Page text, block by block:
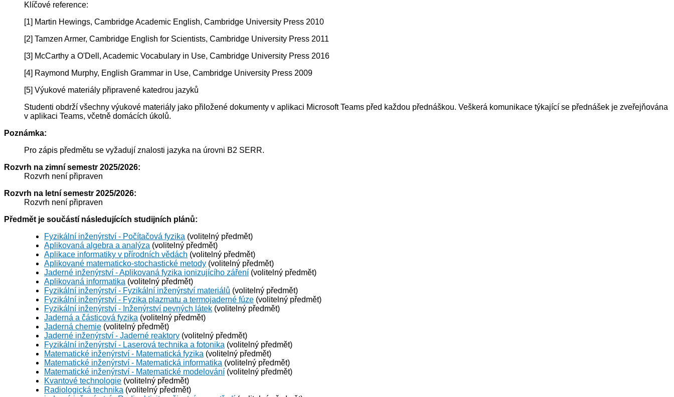
Klíčové reference:
[1] Martin Hewings, Cambridge Academic English, Cambridge University Press 2010
[2] Tamzen Armer, Cambridge English for Scientists, Cambridge University Press 2011
[3] McCarthy a O'Dell, Academic Vocabulary in Use, Cambridge University Press 2016
[4] Raymond Murphy, English Grammar in Use, Cambridge University Press 2009
[5] Výukové materiály připravené katedrou jazyků
Studenti obdrží všechny výukové materiály jako přiložené dokumenty v aplikaci Microsoft Teams před každou přednáškou. Veškerá komunikace týkající se přednášek je zveřejňována
v aplikaci Teams, včetně domácích úkolů.
Poznámka:
Pro zápis předmětu se vyžadují znalosti jazyka na úrovni B2 SERR.
Rozvrh na zimní semestr 2025/2026:
Rozvrh není připraven
Rozvrh na letní semestr 2025/2026:
Rozvrh není připraven
Předmět je součástí následujících studijních plánů:
Fyzikální inženýrství - Počítačová fyzika (volitelný předmět)
Aplikovaná algebra a analýza (volitelný předmět)
Aplikace informatiky v přírodních vědách (volitelný předmět)
Aplikované matematicko-stochastické metody (volitelný předmět)
Jaderné inženýrství - Aplikovaná fyzika ionizujícího záření (volitelný předmět)
Aplikovaná informatika (volitelný předmět)
Fyzikální inženýrství - Fyzikální inženýrství materiálů (volitelný předmět)
Fyzikální inženýrství - Fyzika plazmatu a termojaderné fúze (volitelný předmět)
Fyzikální inženýrství - Inženýrství pevných látek (volitelný předmět)
Jaderná a částicová fyzika (volitelný předmět)
Jaderná chemie (volitelný předmět)
Jaderné inženýrství - Jaderné reaktory (volitelný předmět)
Fyzikální inženýrství - Laserová technika a fotonika (volitelný předmět)
Matematické inženýrství - Matematická fyzika (volitelný předmět)
Matematické inženýrství - Matematická informatika (volitelný předmět)
Matematické inženýrství - Matematické modelování (volitelný předmět)
Kvantové technologie (volitelný předmět)
Radiologická technika (volitelný předmět)